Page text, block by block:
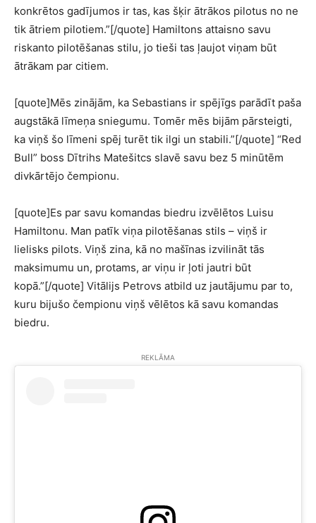
konkrētos gadījumos ir tas, kas šķir ātrākos pilotus no ne
tik ātriem pilotiem.”[/quote] Hamiltons attaisno savu
riskanto pilotēšanas stilu, jo tieši tas ļaujot viņam būt
ātrākam par citiem.
[quote]Mēs zinājām, ka Sebastians ir spējīgs parādīt paša
augstākā līmeņa sniegumu. Tomēr mēs bijām pārsteigti,
ka viņš šo līmeni spēj turēt tik ilgi un stabili.”[/quote] “Red
Bull” boss Dītrihs Matešitcs slavē savu bez 5 minūtēm
divkārtējo čempionu.
[quote]Es par savu komandas biedru izvēlētos Luisu
Hamiltonu. Man patīk viņa pilotēšanas stils – viņš ir
lielisks pilots. Viņš zina, kā no mašīnas izvilināt tās
maksimumu un, protams, ar viņu ir ļoti jautri būt
kopā.”[/quote] Vitālijs Petrovs atbild uz jautājumu par to,
kuru bijušo čempionu viņš vēlētos kā savu komandas
biedru.
REKLĀMA